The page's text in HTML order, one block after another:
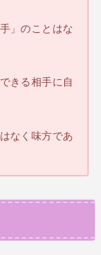
」のことはな
きる相手に自
なく味方であ